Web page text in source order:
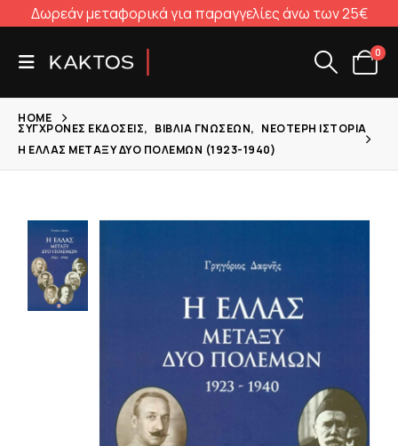
Δωρεάν μεταφορικά για παραγγελίες άνω των 25€
0
HOME
ΣΎΓΧΡΟΝΕΣ ΕΚΔΌΣΕΙΣ, ΒΙΒΛΊΑ ΓΝΏΣΕΩΝ, ΝΕΌΤΕΡΗ ΙΣΤΟΡΊΑ
Η ΕΛΛΆΣ ΜΕΤΑΞΎ ΔΎΟ ΠΟΛΈΜΩΝ (1923-1940)